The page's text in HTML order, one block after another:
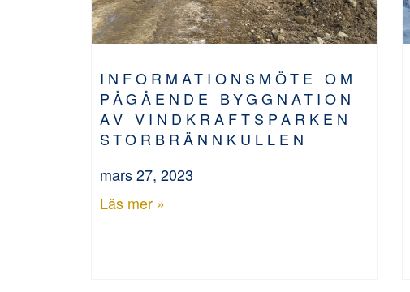
INFORMATIONSMÖTE OM
PÅGÅENDE BYGGNATION
AV VINDKRAFTSPARKEN
STORBRÄNNKULLEN
mars 27, 2023
Läs mer »